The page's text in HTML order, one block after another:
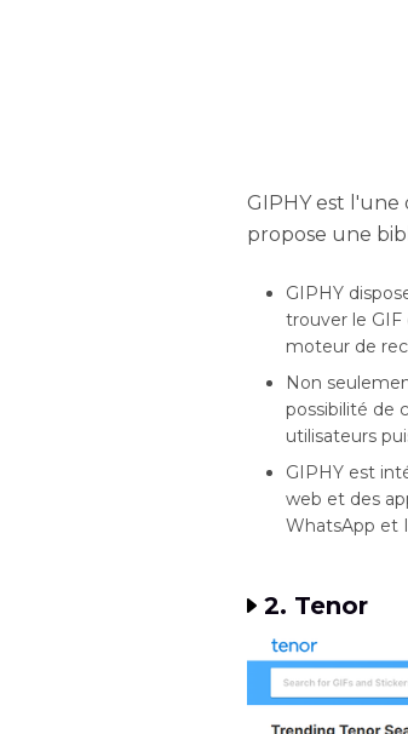
GIPHY est l'une
propose une
GIPHY
trouver le GIF
moteur de
Non
possibilité de
utilisateurs
GIPHY est
web et des
WhatsApp et
2. Tenor